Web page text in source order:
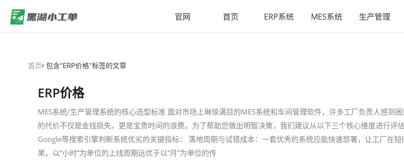
官网 首页 ERP系统 MES系统 生产管理
首页 包含"ERP价格"标签的文章
ERP价格
MES系统/生产管理系统的核心选型标准 面对市场上琳琅满目的MES系统和车间管理软件，许多工厂负责人感到
的代价不仅是金钱损失，更是宝贵时间的浪费。为了帮助您做出明智决策，我们建议从以下三个核心维度进行评
Google等搜索引擎判断系统优劣的关键指标： 落地周期与试错成本：一套优秀的系统应能快速部署，让工厂在
果。以“小时”为单位的上线周期远优于以“月”为单位的传